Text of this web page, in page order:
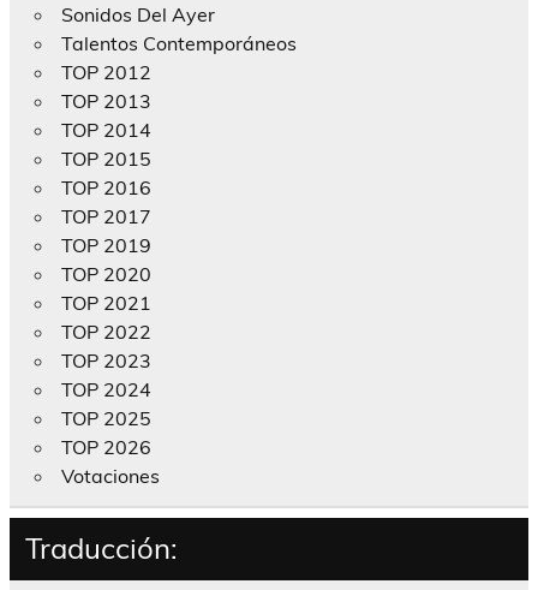
Sonidos Del Ayer
Talentos Contemporáneos
TOP 2012
TOP 2013
TOP 2014
TOP 2015
TOP 2016
TOP 2017
TOP 2019
TOP 2020
TOP 2021
TOP 2022
TOP 2023
TOP 2024
TOP 2025
TOP 2026
Votaciones
Traducción: